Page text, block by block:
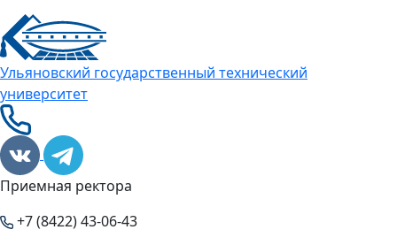
Ульяновский государственный технический
университет
Приемная ректора
+7 (8422) 43-06-43